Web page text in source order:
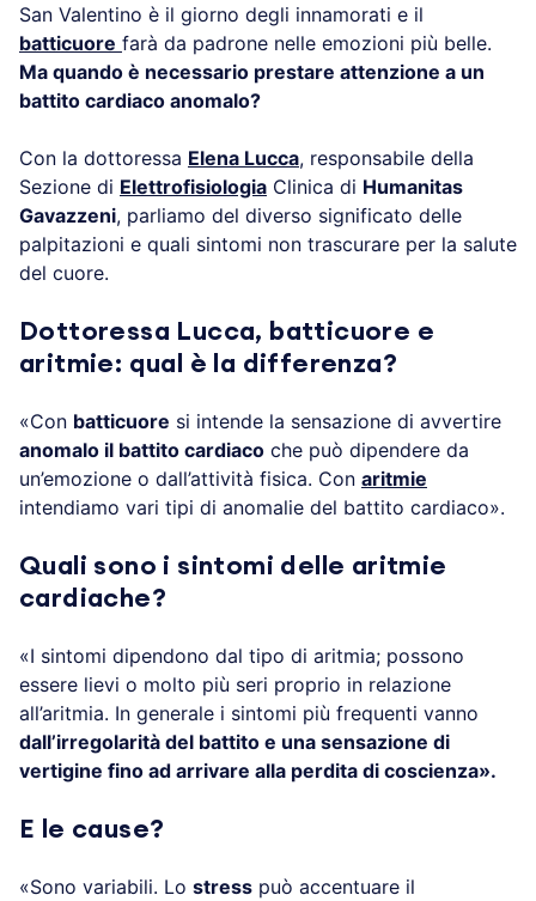
San Valentino è il giorno degli innamorati e il
batticuore farà da padrone nelle emozioni più belle.
Ma quando è necessario prestare attenzione a un
battito cardiaco anomalo?
Con la dottoressa Elena Lucca, responsabile della
Sezione di Elettrofisiologia Clinica di Humanitas
Gavazzeni, parliamo del diverso significato delle
palpitazioni e quali sintomi non trascurare per la salute
del cuore.
Dottoressa Lucca, batticuore e
aritmie: qual è la differenza?
«Con batticuore si intende la sensazione di avvertire
anomalo il battito cardiaco che può dipendere da
un’emozione o dall’attività fisica. Con aritmie
intendiamo vari tipi di anomalie del battito cardiaco».
Quali sono i sintomi delle aritmie
cardiache?
«I sintomi dipendono dal tipo di aritmia; possono
essere lievi o molto più seri proprio in relazione
all’aritmia. In generale i sintomi più frequenti vanno
dall’irregolarità del battito e una sensazione di
vertigine fino ad arrivare alla perdita di coscienza».
E le cause?
«Sono variabili. Lo stress può accentuare il